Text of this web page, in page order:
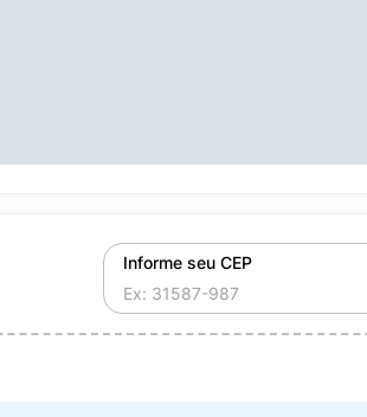
Informe seu CEP